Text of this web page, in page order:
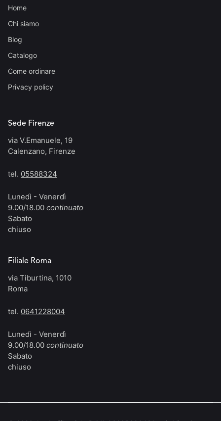
Home
Chi siamo
Blog
Catalogo
Come ordinare
Privacy policy
Sede Firenze
via V.Emanuele, 19
Calenzano, Firenze
tel. 05588324
Lunedì - Venerdì
9.00/18.00 continuato
Sabato
chiuso
Filiale Roma
via Tiburtina, 1010
Roma
tel. 0641228004
Lunedì - Venerdì
9.00/18.00 continuato
Sabato
chiuso